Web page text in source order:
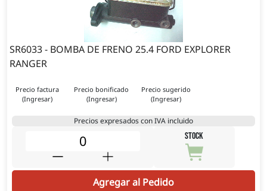
SR6033 - BOMBA DE FRENO 25.4 FORD EXPLORER
RANGER
Precio factura
(Ingresar)
Precio bonificado
(Ingresar)
Precio sugerido
(Ingresar)
Precios expresados con IVA incluido
STOCK
Agregar al Pedido